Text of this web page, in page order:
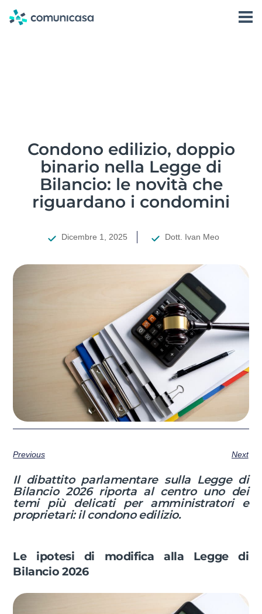
Condono edilizio, doppio
binario nella Legge di
Bilancio: le novità che
riguardano i condomini
Dicembre 1, 2025 Dott. Ivan Meo
Previous Next
Il dibattito parlamentare sulla Legge di
Bilancio 2026 riporta al centro uno dei
temi più delicati per amministratori e
proprietari: il condono edilizio.
Le ipotesi di modifica alla Legge di
Bilancio 2026